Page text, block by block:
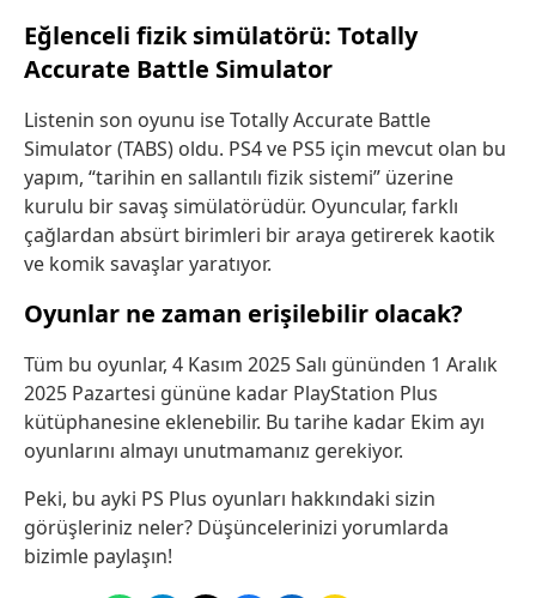
Eğlenceli fizik simülatörü: Totally
Accurate Battle Simulator
Listenin son oyunu ise Totally Accurate Battle
Simulator (TABS) oldu. PS4 ve PS5 için mevcut olan bu
yapım, “tarihin en sallantılı fizik sistemi” üzerine
kurulu bir savaş simülatörüdür. Oyuncular, farklı
çağlardan absürt birimleri bir araya getirerek kaotik
ve komik savaşlar yaratıyor.
Oyunlar ne zaman erişilebilir olacak?
Tüm bu oyunlar, 4 Kasım 2025 Salı gününden 1 Aralık
2025 Pazartesi gününe kadar PlayStation Plus
kütüphanesine eklenebilir. Bu tarihe kadar Ekim ayı
oyunlarını almayı unutmamanız gerekiyor.
Peki, bu ayki PS Plus oyunları hakkındaki sizin
görüşleriniz neler? Düşüncelerinizi yorumlarda
bizimle paylaşın!